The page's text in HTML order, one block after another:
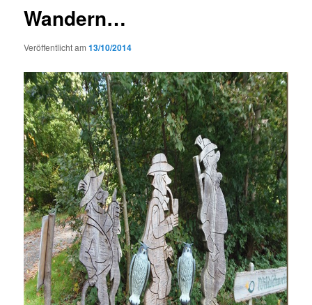
Wandern…
Veröffentlicht am13/10/2014